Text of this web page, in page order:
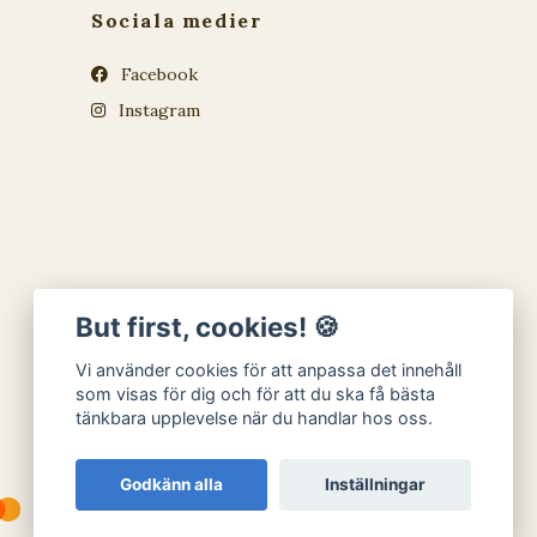
Sociala medier
Facebook
Instagram
But first, cookies! 🍪
Vi använder cookies för att anpassa det innehåll
som visas för dig och för att du ska få bästa
tänkbara upplevelse när du handlar hos oss.
Godkänn alla Inställningar